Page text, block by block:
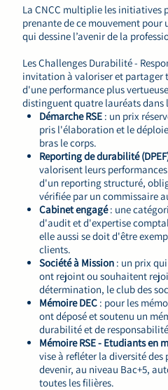
La CNCC multiplie les initiatives
prenante de ce mouvement pour
qui dessine l’avenir de la
Les Challenges Durabilité -
invitation à valoriser et partager
d'une performance plus
distinguent quatre lauréats dans
Démarche RSE : un prix
pris l'élaboration et le
bras le corps.
Reporting de durabilité
valorisent leurs
d'un reporting structuré,
vérifiée par un commissaire
Cabinet engagé: une
d'audit et d'expertise
elle aussi se doit d'être
clients.
Société à Mission : un prix
ont rejoint ou souhaitent
détermination, le club des
Mémoire DEC : pour les
ont déposé et soutenu un
durabilité et de
Mémoire RSE - Etudiants en
vise à refléter la diversité
devenir, au niveau Bac+5,
toutes les filières.